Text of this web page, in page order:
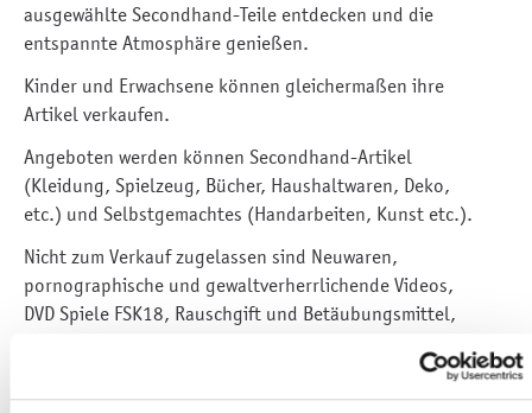
ausgewählte Secondhand-Teile entdecken und die
entspannte Atmosphäre genießen.
Kinder und Erwachsene können gleichermaßen ihre
Artikel verkaufen.
Angeboten werden können Secondhand-Artikel
(Kleidung, Spielzeug, Bücher, Haushaltwaren, Deko,
etc.) und Selbstgemachtes (Handarbeiten, Kunst etc.).
Nicht zum Verkauf zugelassen sind Neuwaren,
pornographische und gewaltverherrlichende Videos,
DVD Spiele FSK18, Rauschgift und Betäubungsmittel,